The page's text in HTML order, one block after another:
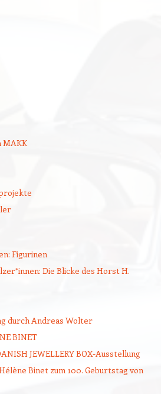
MAKK
Figurinen
Die Blicke des Horst H.
durch Andreas Wolter
BINET
JEWELLERY BOX-Ausstellung
Binet zum 100. Geburtstag von